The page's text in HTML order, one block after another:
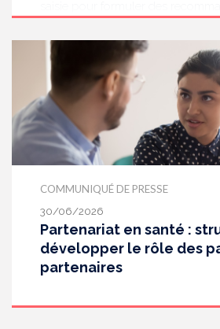
bonnes pratiques pour améliorer
acouphènes chroniques
aujourd’hui ses travaux, destinés
professionnels de santé [1]
de ces patients.
COMMUNIQUÉ DE PRESSE
30/06/2026
Partenariat en santé :
développer le rôle des
partenaires